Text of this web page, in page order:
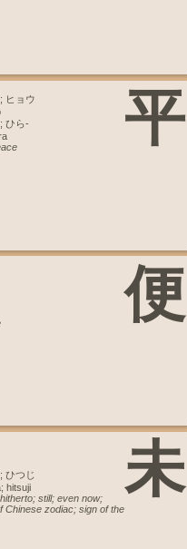
平
ヒョウ
ひら-
便
未
ひつじ
hitsuji
still; even now;
Chinese zodiac; sign of the